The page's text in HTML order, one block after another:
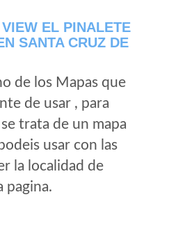
EL PINALETE
SANTA CRUZ DE
de los Mapas que
de usar , para
trata de un mapa
usar con las
la localidad de
pagina.